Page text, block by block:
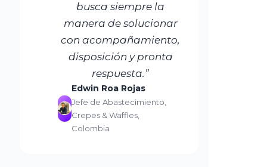
busca siempre la
manera de solucionar
con acompañamiento,
disposición y pronta
respuesta.”
Edwin Roa Rojas
Jefe de Abastecimiento,
Crepes & Waffles,
Colombia